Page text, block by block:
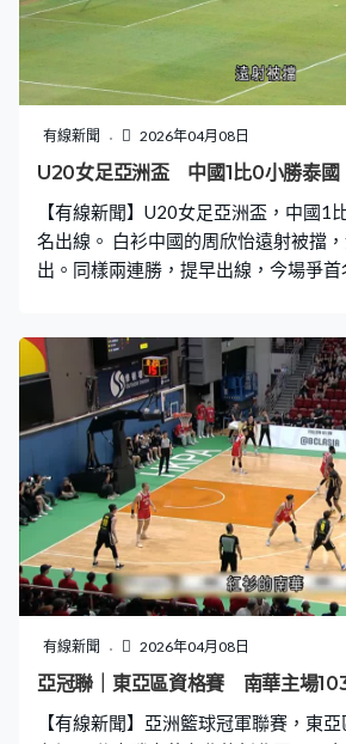
1,000分巡迴賽連贏36盤。這位二號種
二盤只失了6分，請這位東道主球手「
0，連續4年晉級16強。
有線新聞 2026年04月08日
U20女足亞洲盃 中國1比0小勝泰國
【有線新聞】U20女足亞洲盃，中國1
名出線。 白衫中國的周欣怡遠射被擋
出。同樣兩連勝，提早出線，今場爭首
數，中國仍贏1比0，3戰全勝，首名入
名。
有線新聞 2026年04月08日
亞冠聯｜東亞區資格賽 南華主場
【有線新聞】亞洲籃球冠軍聯賽，東